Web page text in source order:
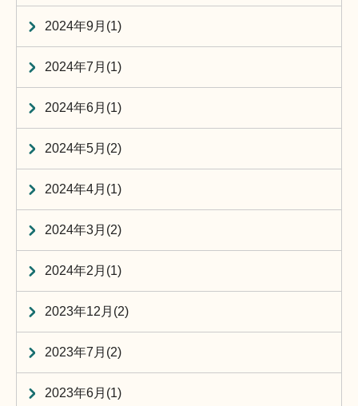
2024年9月(1)
2024年7月(1)
2024年6月(1)
2024年5月(2)
2024年4月(1)
2024年3月(2)
2024年2月(1)
2023年12月(2)
2023年7月(2)
2023年6月(1)